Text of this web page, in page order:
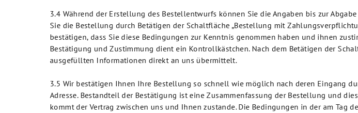
3.4 Während der Erstellung des Bestellentwurfs können Sie die Angaben bis zur
Sie die Bestellung durch Betätigen der Schaltfläche „Bestellung mit
bestätigen, dass Sie diese Bedingungen zur Kenntnis genommen haben und ihnen
Bestätigung und Zustimmung dient ein Kontrollkästchen. Nach dem Betätigen der
ausgefüllten Informationen direkt an uns übermittelt.
3.5 Wir bestätigen Ihnen Ihre Bestellung so schnell wie möglich nach deren Eingang
Adresse. Bestandteil der Bestätigung ist eine Zusammenfassung der Bestellung und
kommt der Vertrag zwischen uns und Ihnen zustande. Die Bedingungen in der am